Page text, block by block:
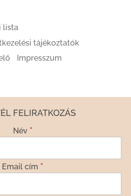
lista
tájékoztatók
Impresszum
FELIRATKOZÁS
Név *
Email cím *